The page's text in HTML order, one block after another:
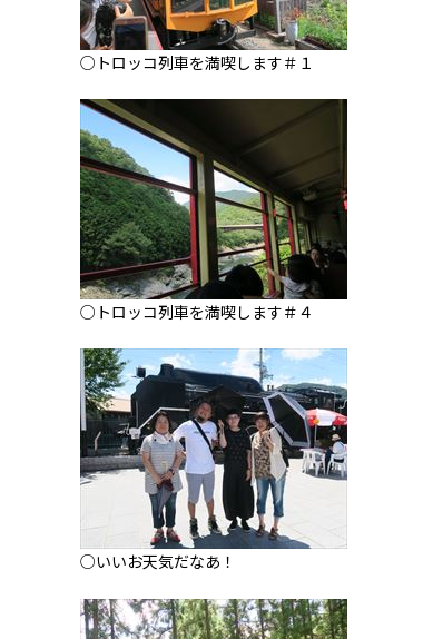
○トロッコ列車を満喫します＃１
○トロッコ列車を満喫します＃４
○いいお天気だなあ！